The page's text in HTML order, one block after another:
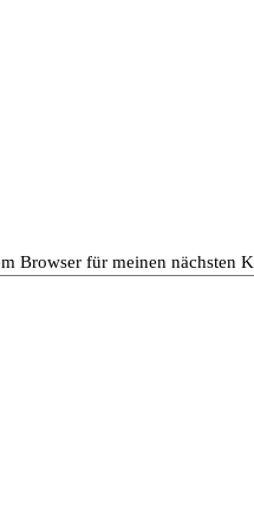
Browser für meinen nächsten
gewerblichen und privaten
Zusammenspiel unseres
kreieren besondere Räume